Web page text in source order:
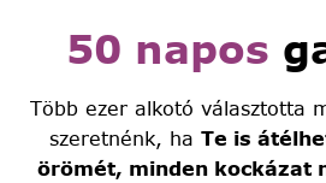
50 napos
Több ezer alkotó választotta
szeretnénk, ha Te is
örömét, minden kockázat